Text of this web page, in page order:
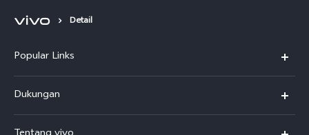
Detail
Popular Links
T5
Dukungan